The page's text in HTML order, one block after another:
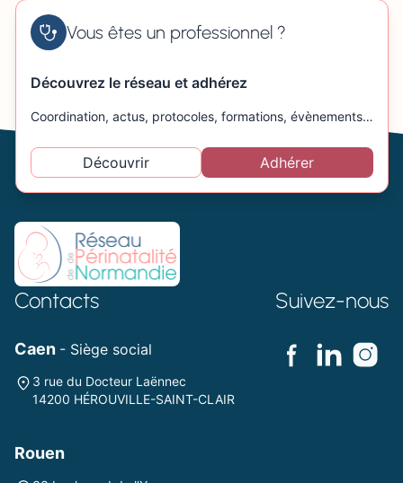
Vous êtes un professionnel ?
Découvrez le réseau et adhérez
Coordination, actus, protocoles, formations, évènements…
Découvrir Adhérer
Contacts
Caen - Siège social
3 rue du Docteur Laënnec
14200 HÉROUVILLE-SAINT-CLAIR
Rouen
Suivez-nous